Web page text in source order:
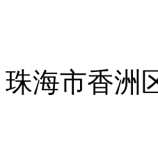
珠海市香洲